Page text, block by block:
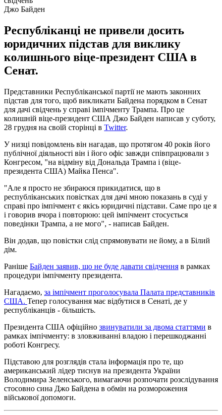
Джо Байден
Республіканці не привели досить
юридичних підстав для виклику
колишнього віце-президент США в
Сенат.
Представники Республіканської партії не мають законних
підстав для того, щоб викликати Байдена порядком в Сенат
для дачі свідчень у справі імпічменту Трампа. Про це
колишній віце-президент США Джо Байден написав у суботу,
28 грудня на своїй сторінці в Twitter.
У низці повідомлень він нагадав, що протягом 40 років його
публічної діяльності він і його офіс завжди співпрацювали з
Конгресом, "на відміну від Дональда Трампа і (віце-
президента США) Майка Пенса".
"Але я просто не збираюся прикидатися, що в
республіканських повістках для дачі мною показань в суді у
справі про імпічмент є якісь юридичні підстави. Саме про це я
і говорив вчора і повторюю: цей імпічмент стосується
поведінки Трампа, а не мого", - написав Байден.
Він додав, що повістки слід спрямовувати не йому, а в Білий
дім.
Раніше Байден заявив, що не буде давати свідчення в рамках
процедури імпічменту президента.
Нагадаємо, за імпічмент проголосувала Палата представників
США. Тепер голосування має відбутися в Сенаті, де у
республіканців - більшість.
Президента США офіційно звинуватили за двома статтями в
рамках імпічменту: в зловживанні владою і перешкоджанні
роботі Конгресу.
Підставою для розглядів стала інформація про те, що
американський лідер тиснув на президента України
Володимира Зеленського, вимагаючи розпочати розслідування
стосовно сина Джо Байдена в обмін на розмороження
військової допомоги.